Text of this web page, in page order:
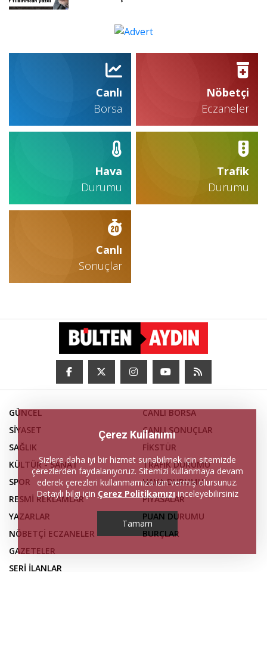
Canlı
Borsa
Nöbetçi
Eczaneler
Hava
Durumu
Trafik
Durumu
Canlı
Sonuçlar
GÜNCEL
SİYASET
SAĞLIK
KÜLTÜR - SANAT
SPOR
RESMİ REKLAMLAR
YAZARLAR
NÖBETÇİ ECZANELER
CANLI BORSA
CANLI SONUÇLAR
FİKSTÜR
TRAFİK DURUMU
HAVA DURUMU
PİYASALAR
PUAN DURUMU
BURÇLAR
GAZETELER
SERİ İLANLAR
Çerez Kullanımı
Sizlere daha iyi bir hizmet sunabilmek için sitemizde
çerezlerden faydalanıyoruz. Sitemizi kullanmaya devam
ederek çerezleri kullanmamıza izin vermiş olursunuz.
Detaylı bilgi için Çerez Politikamızıinceleyebilirsiniz
Tamam